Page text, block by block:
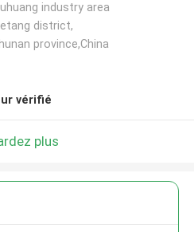
industry area
district,
province,China
vérifié
plus